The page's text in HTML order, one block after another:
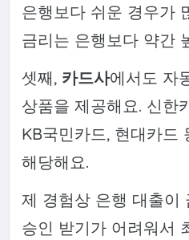
은행보다 쉬운 경우가
금리는 은행보다 약간
셋째, 카드사에서도 자
상품을 제공해요. 신한
KB국민카드, 현대카드
해당해요.
제 경험상 은행 대출이
승인 받기가 어려워서